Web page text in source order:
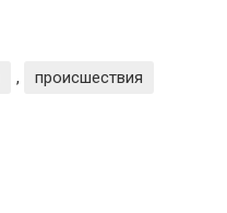
, происшествия